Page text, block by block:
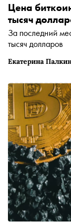
Екатерина
Цена
тысяч
За последний
тысяч долларов